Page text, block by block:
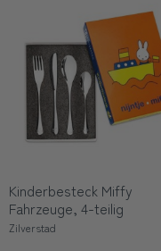
Kinderbesteck Miffy
Fahrzeuge, 4-teilig
Zilverstad